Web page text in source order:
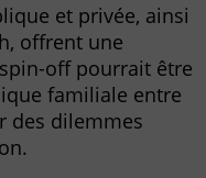
et privée, ainsi
offrent une
off pourrait être
familiale entre
des dilemmes